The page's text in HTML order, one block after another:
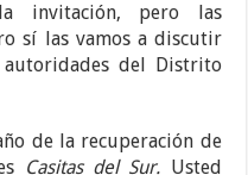
invitación, pero las
sí las vamos a discutir
del Distrito
de la recuperación de
Casitas del Sur. Usted